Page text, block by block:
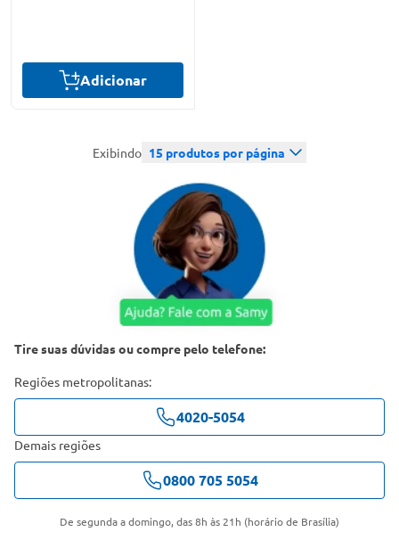
Adicionar
Exibindo 15 produtos por página
Tire suas dúvidas ou compre pelo telefone:
Regiões metropolitanas:
4020-5054
Demais regiões
0800 705 5054
De segunda a domingo, das 8h às 21h (horário de Brasília)